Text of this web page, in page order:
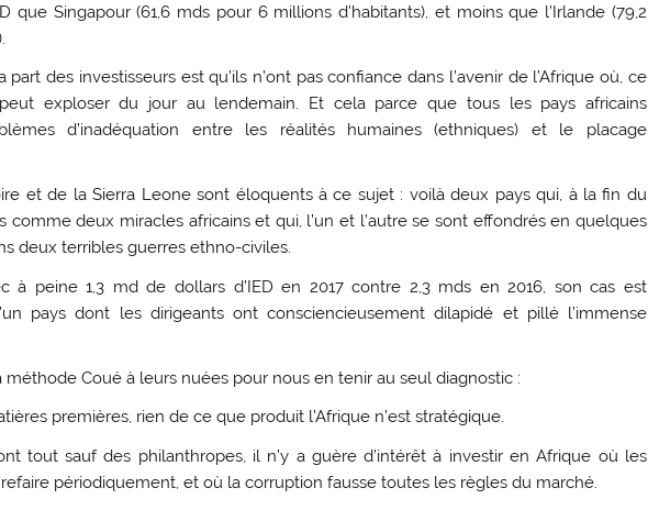
que Singapour (61,6 mds pour 6 millions d’habitants), et moins que l’Irlande (79,2
des investisseurs est qu’ils n’ont pas confiance dans l’avenir de l’Afrique où, ce
exploser du jour au lendemain. Et cela parce que tous les pays africains
d’inadéquation entre les réalités humaines (ethniques) et le placage
et de la Sierra Leone sont éloquents à ce sujet : voilà deux pays qui, à la fin du
comme deux miracles africains et qui, l’un et l’autre se sont effondrés en quelques
deux terribles guerres ethno-civiles.
à peine 1,3 md de dollars d’IED en 2017 contre 2,3 mds en 2016, son cas est
pays dont les dirigeants ont consciencieusement dilapidé et pillé l’immense
méthode Coué à leurs nuées pour nous en tenir au seul diagnostic :
premières, rien de ce que produit l’Afrique n’est stratégique.
tout sauf des philanthropes, il n’y a guère d’intérêt à investir en Afrique où les
périodiquement, et où la corruption fausse toutes les règles du marché.